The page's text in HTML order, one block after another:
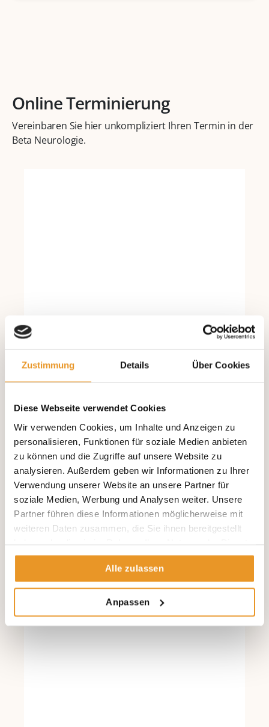
Zustimmung Details Über Cookies
Diese Webseite verwendet Cookies
Wir verwenden Cookies, um Inhalte und Anzeigen zu
personalisieren, Funktionen für soziale Medien anbieten
zu können und die Zugriffe auf unsere Website zu
analysieren. Außerdem geben wir Informationen zu Ihrer
Verwendung unserer Website an unsere Partner für
soziale Medien, Werbung und Analysen weiter. Unsere
Partner führen diese Informationen möglicherweise mit
weiteren Daten zusammen, die Sie ihnen bereitgestellt
gesammelt haben.
Alle zulassen
Anpassen
Online Terminierung
Vereinbaren Sie hier unkompliziert Ihren Termin in der
Beta Neurologie.